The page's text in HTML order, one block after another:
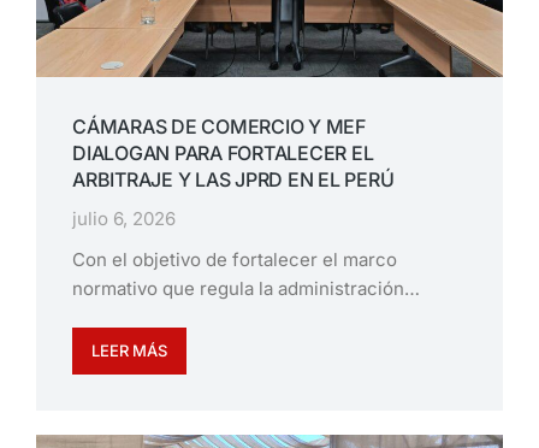
CÁMARAS DE COMERCIO Y MEF
DIALOGAN PARA FORTALECER EL
ARBITRAJE Y LAS JPRD EN EL PERÚ
julio 6, 2026
Con el objetivo de fortalecer el marco
normativo que regula la administración…
LEER MÁS